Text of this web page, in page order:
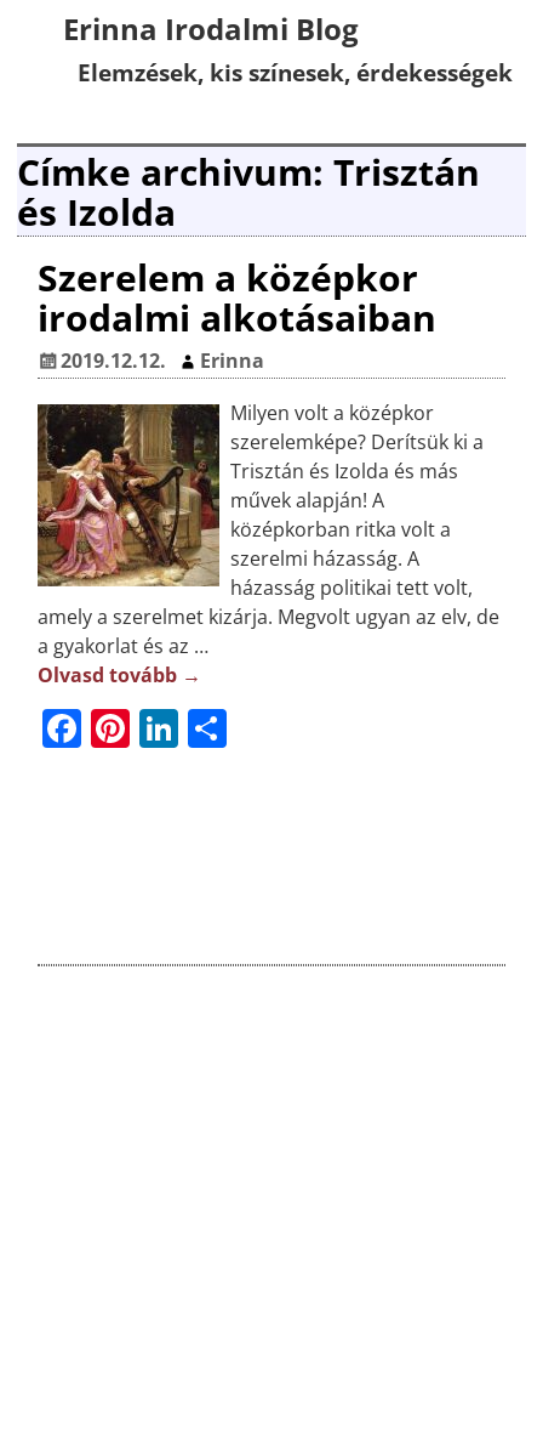
Erinna Irodalmi Blog
Elemzések, kis színesek, érdekességek
Címke archivum:Trisztán
és Izolda
Szerelem a középkor
irodalmi alkotásaiban
2019.12.12.
Erinna
Milyen volt a középkor
szerelemképe? Derítsük ki a
Trisztán és Izolda és más
művek alapján! A
középkorban ritka volt a
szerelmi házasság. A
házasság politikai tett volt,
amely a szerelmet kizárja. Megvolt ugyan az elv, de
a gyakorlat és az …
Olvasd tovább →
F
o
Pi
st
Li O
g